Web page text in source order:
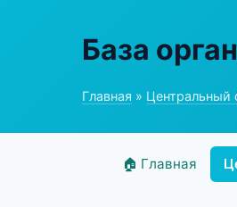
База
Главная » Центральный
🏠 Главная